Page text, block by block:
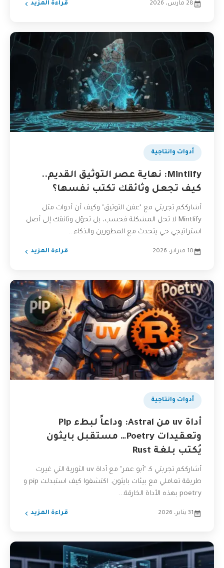
28 مارس، 2026 قراءة المزيد
أدوات وانتاجية
Mintlify: نهاية عصر التوثيق القديم..
كيف تجعل وثائقك تكتب نفسها؟
أشارككم تجربتي مع "عفن التوثيق" وكيف أن أدوات مثل
Mintlify لا تحل المشكلة فحسب، بل تحوّل وثائقك إلى أصل
استراتيجي حي يتحدث مع المطورين والذكاء...
10 فبراير، 2026 قراءة المزيد
أدوات وانتاجية
أداة uv من Astral: وداعاً لبطء Pip
وتعقيدات Poetry… مستقبل بايثون
يُكتب بلغة Rust
أشارككم تجربتي كـ "أبو عمر" مع أداة uv الثورية التي غيرت
طريقة تعاملي مع بيئات بايثون. اكتشفوا كيف استبدلت pip و
poetry بهذه الأداة الخارقة...
31 يناير، 2026 قراءة المزيد